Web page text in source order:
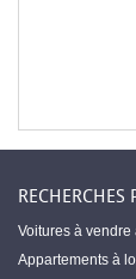
RECHERCHES
Voitures à vendre
Appartements à